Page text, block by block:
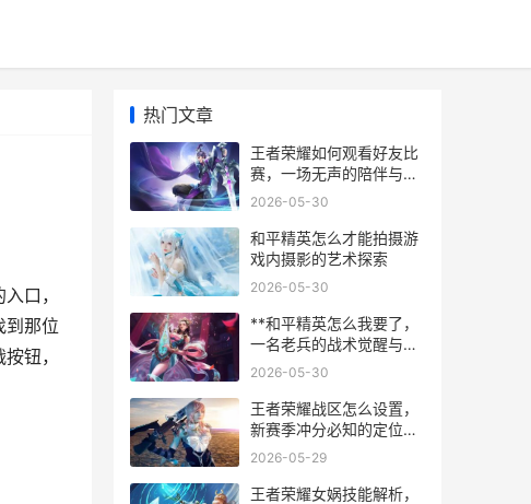
口，
到那位
钮，
热门文章
王者荣耀如何观看好友比
赛，一场无声的陪伴与学
习
2026-05-30
和平精英怎么才能拍摄游
戏内摄影的艺术探索
2026-05-30
**和平精英怎么我要了，
一名老兵的战术觉醒与沉
浸蜕变**
2026-05-30
王者荣耀战区怎么设置，
新赛季冲分必知的定位秘
籍
2026-05-29
王者荣耀女娲技能解析，